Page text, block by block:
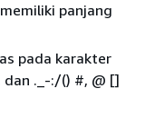
panjang
pada karakter
dan ._-:/() #, @ []